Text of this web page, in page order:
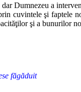
dar Dumnezeu a
cuvintele şi faptele
şi a bunurilor
făgăduit